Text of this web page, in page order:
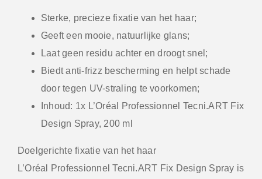
Sterke, precieze fixatie van het haar;
Geeft een mooie, natuurlijke glans;
Laat geen residu achter en droogt snel;
Biedt anti-frizz bescherming en helpt schade
door tegen UV-straling te voorkomen;
Inhoud: 1x L’Oréal Professionnel Tecni.ART Fix
Design Spray, 200 ml
Doelgerichte fixatie van het haar
L’Oréal Professionnel Tecni.ART Fix Design Spray is